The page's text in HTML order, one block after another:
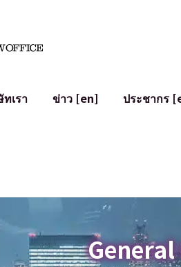
เรา
ข่าว [en] ประชากร
มูลส่วนบุคคล
โฆษณา
อาชญากรร